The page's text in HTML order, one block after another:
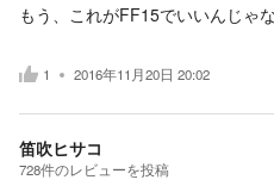
もう、これがFF15でいいんじゃな
1 2016年11月20日 20:02
笛吹ヒサコ
728件のレビューを投稿